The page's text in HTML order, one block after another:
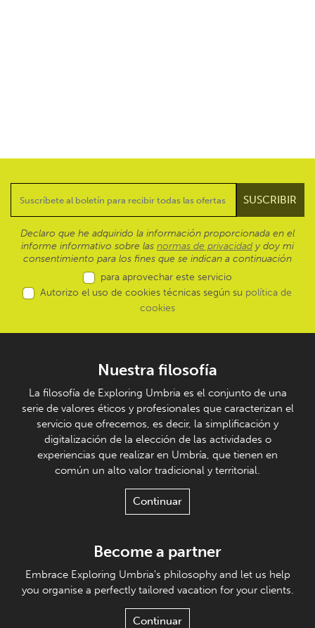
Declaro que he adquirido la información proporcionada en el
informe informativo sobre las normas de privacidad y doy mi
consentimiento para los fines que se indican a continuación
para aprovechar este servicio
Autorizo el uso de cookies técnicas según su política de
cookies
Nuestra filosofía
La filosofía de Exploring Umbria es el conjunto de una
serie de valores éticos y profesionales que caracterizan el
servicio que ofrecemos, es decir, la simplificación y
digitalización de la elección de las actividades o
experiencias que realizar en Umbría, que tienen en
común un alto valor tradicional y territorial.
Continuar
Become a partner
Embrace Exploring Umbria's philosophy and let us help
you organise a perfectly tailored vacation for your clients.
Continuar